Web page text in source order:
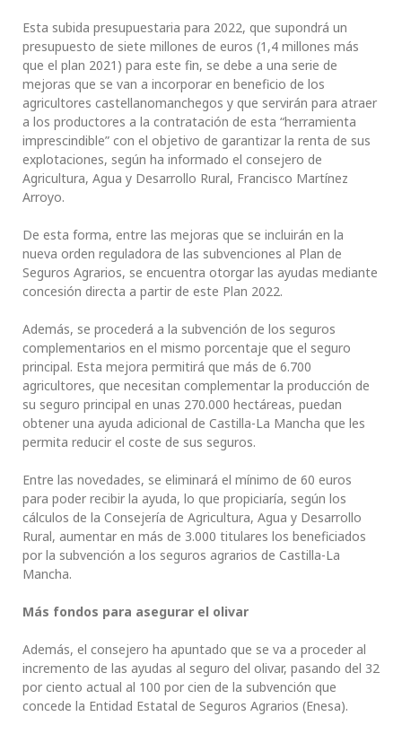
Esta subida presupuestaria para 2022, que supondrá un
presupuesto de siete millones de euros (1,4 millones más
que el plan 2021) para este fin, se debe a una serie de
mejoras que se van a incorporar en beneficio de los
agricultores castellanomanchegos y que servirán para atraer
a los productores a la contratación de esta “herramienta
imprescindible” con el objetivo de garantizar la renta de sus
explotaciones, según ha informado el consejero de
Agricultura, Agua y Desarrollo Rural, Francisco Martínez
Arroyo.
De esta forma, entre las mejoras que se incluirán en la
nueva orden reguladora de las subvenciones al Plan de
Seguros Agrarios, se encuentra otorgar las ayudas mediante
concesión directa a partir de este Plan 2022.
Además, se procederá a la subvención de los seguros
complementarios en el mismo porcentaje que el seguro
principal. Esta mejora permitirá que más de 6.700
agricultores, que necesitan complementar la producción de
su seguro principal en unas 270.000 hectáreas, puedan
obtener una ayuda adicional de Castilla-La Mancha que les
permita reducir el coste de sus seguros.
Entre las novedades, se eliminará el mínimo de 60 euros
para poder recibir la ayuda, lo que propiciaría, según los
cálculos de la Consejería de Agricultura, Agua y Desarrollo
Rural, aumentar en más de 3.000 titulares los beneficiados
por la subvención a los seguros agrarios de Castilla-La
Mancha.
Más fondos para asegurar el olivar
Además, el consejero ha apuntado que se va a proceder al
incremento de las ayudas al seguro del olivar, pasando del 32
por ciento actual al 100 por cien de la subvención que
concede la Entidad Estatal de Seguros Agrarios (Enesa).